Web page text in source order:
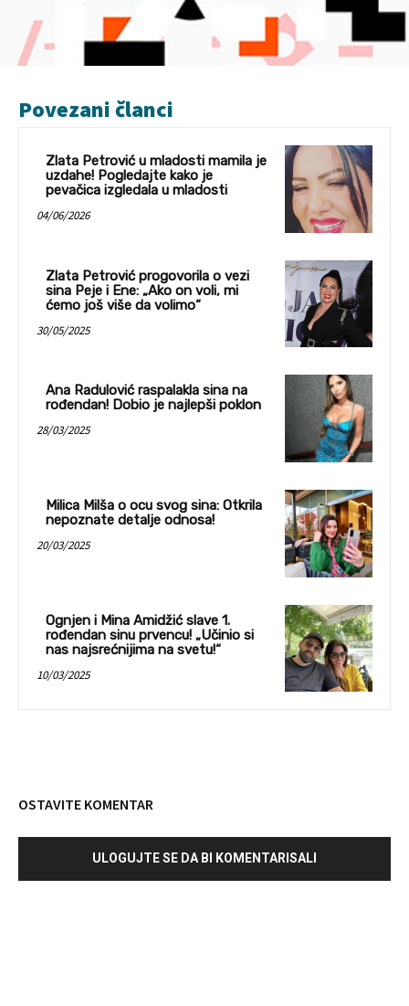
Povezani članci
Zlata Petrović u mladosti mamila je
uzdahe! Pogledajte kako je
pevačica izgledala u mladosti
04/06/2026
Zlata Petrović progovorila o vezi
sina Peje i Ene: „Ako on voli, mi
ćemo još više da volimo“
30/05/2025
Ana Radulović raspalakla sina na
rođendan! Dobio je najlepši poklon
28/03/2025
Milica Milša o ocu svog sina: Otkrila
nepoznate detalje odnosa!
20/03/2025
Ognjen i Mina Amidžić slave 1.
rođendan sinu prvencu! „Učinio si
nas najsrećnijima na svetu!“
10/03/2025
OSTAVITE KOMENTAR
ULOGUJTE SE DA BI KOMENTARISALI